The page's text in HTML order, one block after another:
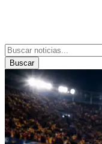
Buscar